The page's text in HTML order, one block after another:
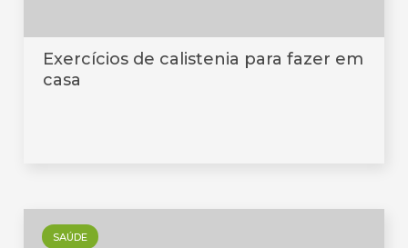
Exercícios de calistenia para fazer em
casa
SAÚDE